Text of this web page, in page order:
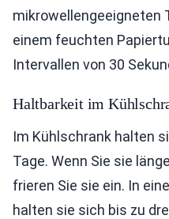
mikrowellengeeigneten
einem feuchten
Intervallen von 30
Haltbarkeit im
Im Kühlschrank halten
Tage. Wenn Sie sie
frieren Sie sie ein. In
halten sie sich bis zu